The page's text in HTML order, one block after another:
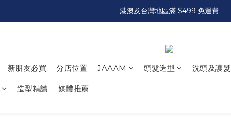
港澳及台灣地區滿 $499 免運費
新朋友必買 分店位置 JAAAM 頭髮造型 洗頭及護髮
造型精讀 媒體推薦